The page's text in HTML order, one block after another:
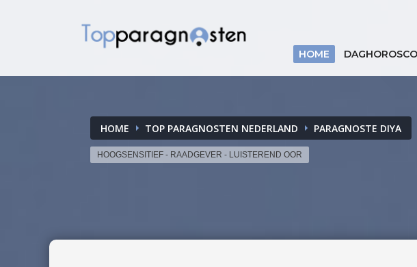
HOME
HOME TOP PARAGNOSTEN NEDERLAND PARAGNOSTE DIYA
HOOGSENSITIEF - RAADGEVER - LUISTEREND OOR